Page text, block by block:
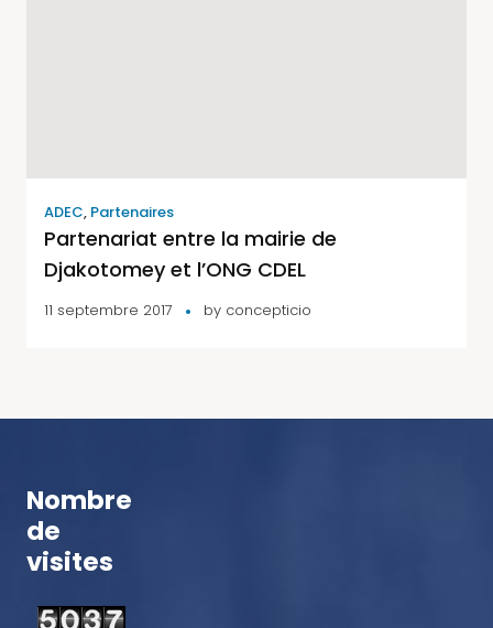
ADEC, Partenaires
Partenariat entre la mairie de
Djakotomey et l’ONG CDEL
11 septembre 2017 by concepticio
Nombre
de
visites